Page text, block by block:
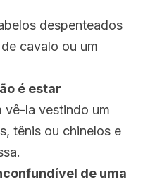
despenteados
cavalo ou um
é estar
vê-la vestindo um
tênis ou chinelos e
de uma